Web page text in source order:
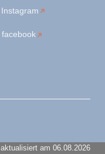
Instagram
facebook
aktualisiert am 06.08.2026